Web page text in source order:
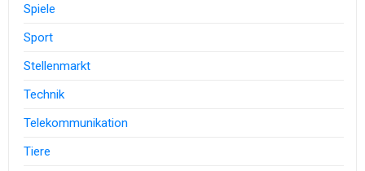
Spiele
Sport
Stellenmarkt
Technik
Telekommunikation
Tiere